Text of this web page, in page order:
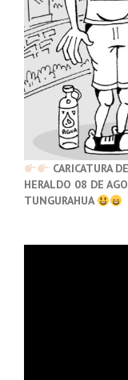
CARICATURA
HERALDO 08 DE
TUNGURAHUA